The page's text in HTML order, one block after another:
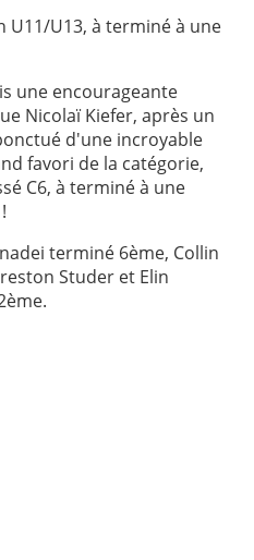
U11/U13, à terminé à une
une encourageante
Nicolaï Kiefer, après un
d'une incroyable
favori de la catégorie,
C6, à terminé à une
terminé 6ème, Collin
Studer et Elin